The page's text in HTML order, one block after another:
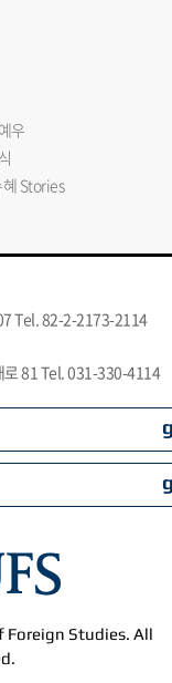
우
Stories
Tel. 82-2-2173-2114
로 81 Tel. 031-330-4114
Studies. All